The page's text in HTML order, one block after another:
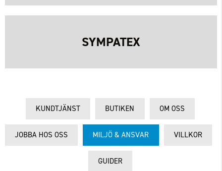
SYMPATEX
KUNDTJÄNST BUTIKEN OM OSS
JOBBA HOS OSS MILJÖ & ANSVAR VILLKOR
GUIDER